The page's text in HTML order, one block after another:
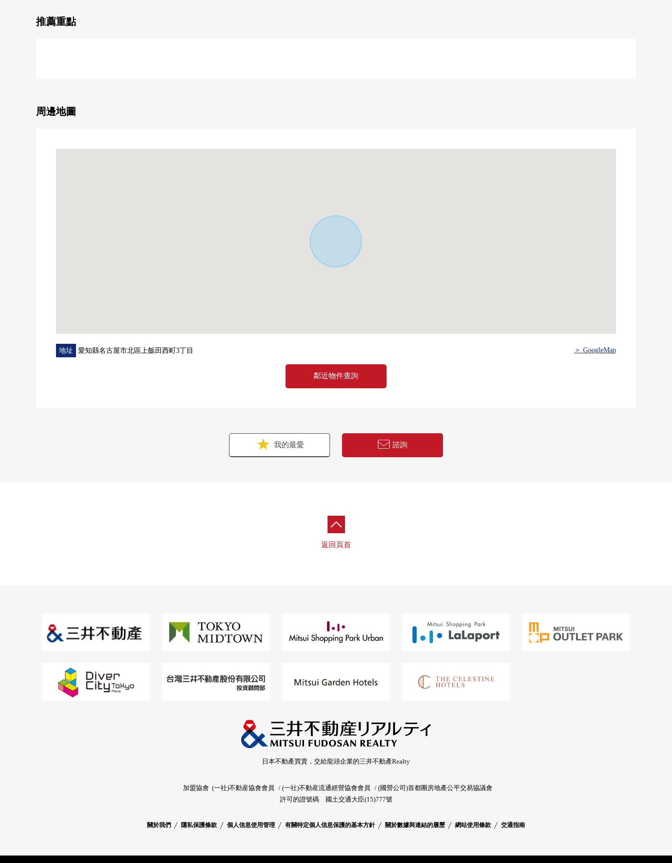
推薦重點
周邊地圖
地址 愛知縣名古屋市北區上飯田西町3丁目 ＞ GoogleMap
鄰近物件查詢
我的最愛 諮詢
返回頁首
日本不動產買賣，交給龍頭企業的三井不動產Realty
加盟協會 (一社)不動産協會會員 (一社)不動産流通經營協會會員
(國營公司)首都圈房地產公平交易協議會
許可的證號碼
國土交通大臣(15)777號
關於我們 隱私保護條款 個人信息使用管理 有關特定個人信息保護的基本方針 關於數據與連結的履歷 網站使用條款 交通指南